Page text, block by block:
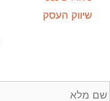
שיווק העסק